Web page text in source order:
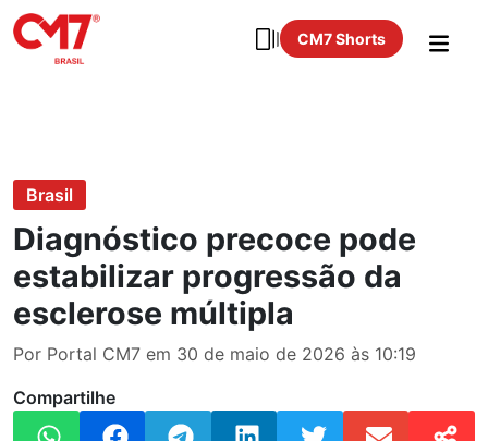
CM7 Shorts
Brasil
Diagnóstico precoce pode
estabilizar progressão da
esclerose múltipla
Por Portal CM7 em 30 de maio de 2026 às 10:19
Compartilhe